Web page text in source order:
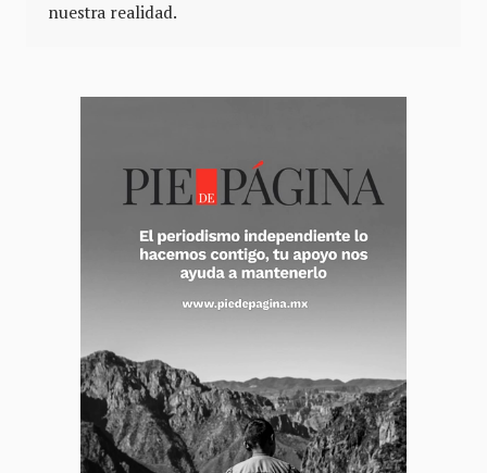
nuestra realidad.